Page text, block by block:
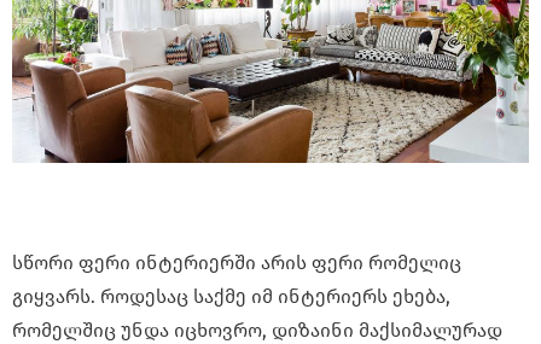
სწორი ფერი ინტერიერში არის ფერი რომელიც
გიყვარს. როდესაც საქმე იმ ინტერიერს ეხება,
რომელშიც უნდა იცხოვრო, დიზაინი მაქსიმალურად